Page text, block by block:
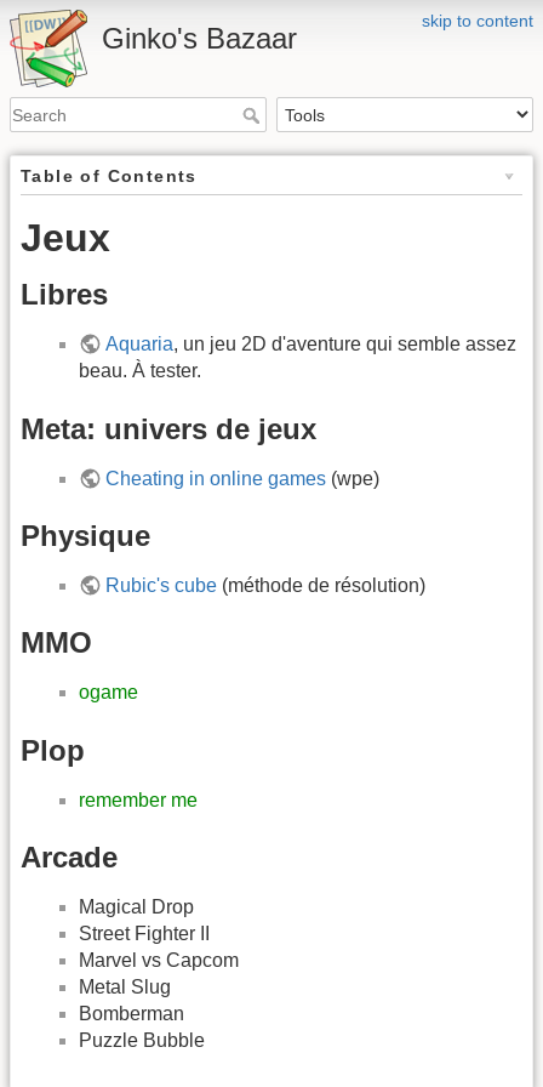
skip to content
Ginko's Bazaar
Table of Contents
Jeux
Libres
Aquaria, un jeu 2D d'aventure qui semble assez
beau. À tester.
Meta: univers de jeux
Cheating in online games (wpe)
Physique
Rubic's cube (méthode de résolution)
MMO
ogame
Plop
remember me
Arcade
Magical Drop
Street Fighter II
Marvel vs Capcom
Metal Slug
Bomberman
Puzzle Bubble